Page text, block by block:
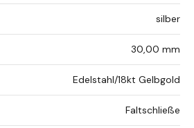
silber
30,00 mm
Edelstahl/18kt Gelbgold
Faltschließe